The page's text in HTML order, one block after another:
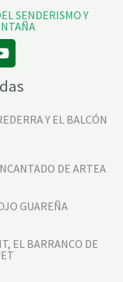
Y EL BALCÓN
DE ARTEA
GUAREÑA
EL BARRANCO DE